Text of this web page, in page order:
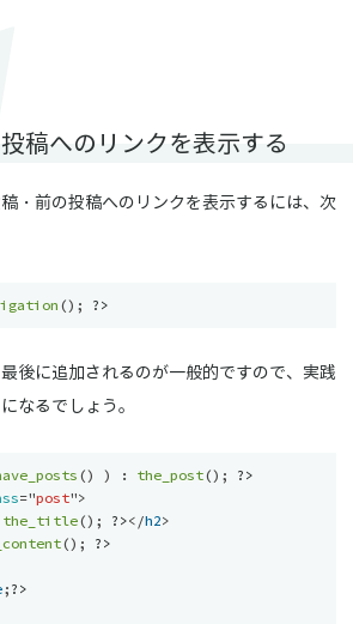
稿へのリンクを表示する
・前の投稿へのリンクを表示するには、次
() ; ?>
後に追加されるのが一般的ですので、実践
なるでしょう。
() ) : the_post() ;
?>
="post">
the_title() ; ?></h2>
() ;
?>
; ?>